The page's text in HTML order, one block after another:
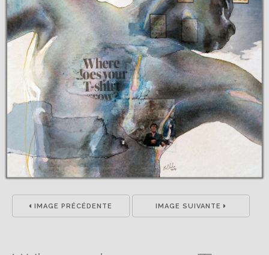
IMAGE PRÉCÉDENTE IMAGE SUIVANTE